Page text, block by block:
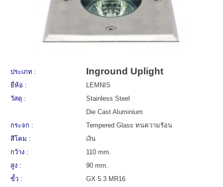
ประเภท : Inground Uplight
ยี่ห้อ :
LEMNIS
วัสดุ :
Stainless Steel
Die Cast Aluminium
กระจก :
Tempered Glass ทนความร้อน
สีโคม :
เงิน
กว้าง :
110 mm.
สูง :
90 mm.
ขั้ว :
GX 5.3 MR16